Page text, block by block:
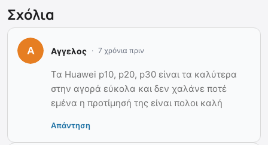
Σχόλια
Αγγελος 7 χρόνια πριν
Τα Huawei p10, p20, p30 είναι τα καλύτερα
στην αγορά εύκολα και δεν χαλάνε ποτέ
εμένα η προτίμησή της είναι πολοι καλή
Απάντηση